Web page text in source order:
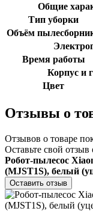
Общие
Тип уборки
Объём
Время работы
Корпус и
Цвет
Отзывы о
Отзывов о товаре
Оставьте свой отзыв
Робот-пылесос
(MJST1S), белый
Оставить отзыв